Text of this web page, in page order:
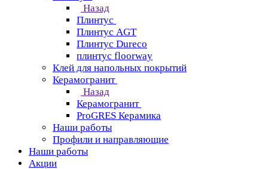
Назад
Плинтус
Плинтус AGT
Плинтус Dureco
плинтус floorway
Клей для напольных покрытий
Керамогранит
Назад
Керамогранит
ProGRES Керамика
Наши работы
Профили и направляющие
Наши работы
Акции